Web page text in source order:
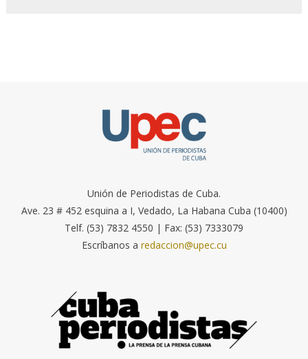
Unión de Periodistas de Cuba.
Ave. 23 # 452 esquina a I, Vedado, La Habana Cuba (10400)
Telf. (53) 7832 4550 | Fax: (53) 7333079
Escríbanos a redaccion@upec.cu